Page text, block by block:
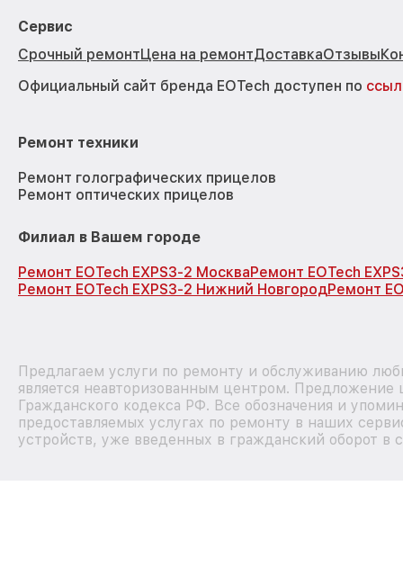
Сервис
Срочный ремонтЦена на ремонтДоставкаОтзывы
Официальный сайт бренда EOTech доступен по
Ремонт техники
Ремонт голографических прицелов
Ремонт оптических прицелов
Филиал в Вашем городе
Ремонт EOTech EXPS3-2 МоскваРемонт EOTech
Ремонт EOTech EXPS3-2 Нижний НовгородРемонт
Предлагаем услуги по ремонту и обслуживанию
является неавторизованным центром.
Гражданского кодекса РФ. Все обозначения и
предоставляемых услугах по ремонту в наших
устройств, уже введенных в гражданский оборот в